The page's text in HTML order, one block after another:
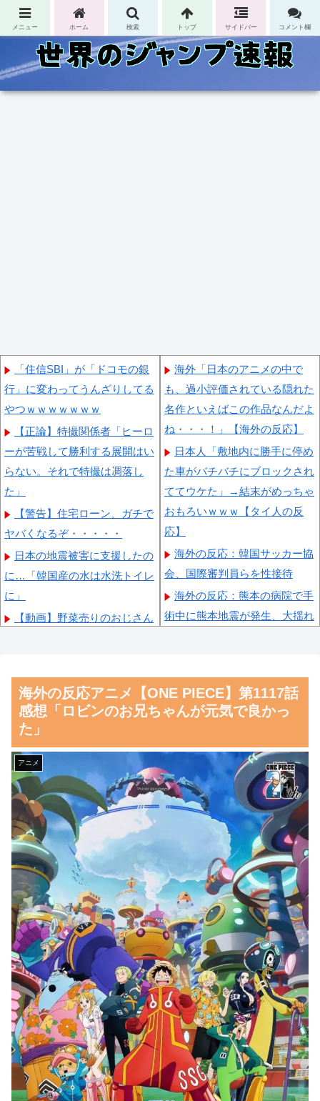
コンテンツへスキップ
「住信SBI」が「ドコモの銀
行」に変わってうんざりしてる
やつｗｗｗｗｗｗｗ
【正論】特撮関係者「ヒーロ
ーが苦戦して勝利する展開はい
らない。それで特撮は凋落し
た」
【警告】住宅ローン、ガチで
ヤバくなるぞ・・・・・
日本の地震被害に支援したの
に…「韓国産の水は水洗トイレ
に」
【動画】野菜売りのおじさん
【朗報】齋藤飛鳥、前屈みで
完全に見えてる動画が拡散され
てしまう…
主導…JAXAの衛星「あらせ」
が観測！
舌を絡ませて、唾液交換して
── ちゅっちゅしながらの濃厚
エッ画像♪
海外「日本よ、お前がナンバ
ーワンだ」 熊本地震直後の日
本の対応のスピードに世界が衝
撃
【画像】顔100点、体30点の
女ｗｗｗ
Powered by livedoor 相互RSS
海外「日本のアニメの中で
も、過小評価されている隠れた
名作といえばこの作品なんだよ
ね・・・！」【海外の反応】
日本人「敷地内に勝手に停め
た車がバチバチにブロックされ
ててウケた」→結末がめっちゃ
おもろいｗｗｗ【タイ人の反
応】
海外の反応：韓国サッカー協
会、国際審判員らを性接待
海外の反応：熊本の病院で手
術中に熊本地震が発生、大揺れ
海外「先進国で日本だけパス
ポート所有率が低すぎる、何故
なのか」
飲料水支援に対する日本人の反
応をご覧ください・・・」
→「」
韓国人「悲報：FIFA会長にさ
え2002年W杯で韓国が審判を買
収していたと思われていた模
様…（ﾌﾞﾙﾌﾞﾙ」＝韓国の反応
韓国人「日本のサッカー協会
も性接待やってるんじゃないで
すか？」
韓国人「韓国サッカー協会の
審判買収、遂に海外でも話題
に…」→「2002年の栄光まで疑
われる…（ﾌﾞﾙﾌﾞﾙ」＝韓国の
反応
韓国人「今海外で韓国2002W
杯ベスト4も怪しいと言われて
海外の反応アニメ【ONE PIECE】第1117話
感想「ロビンのお兄ちゃんが元気で良かっ
た」
アニメ
メニュー ホーム 検索 トップ サイドバー コメント欄